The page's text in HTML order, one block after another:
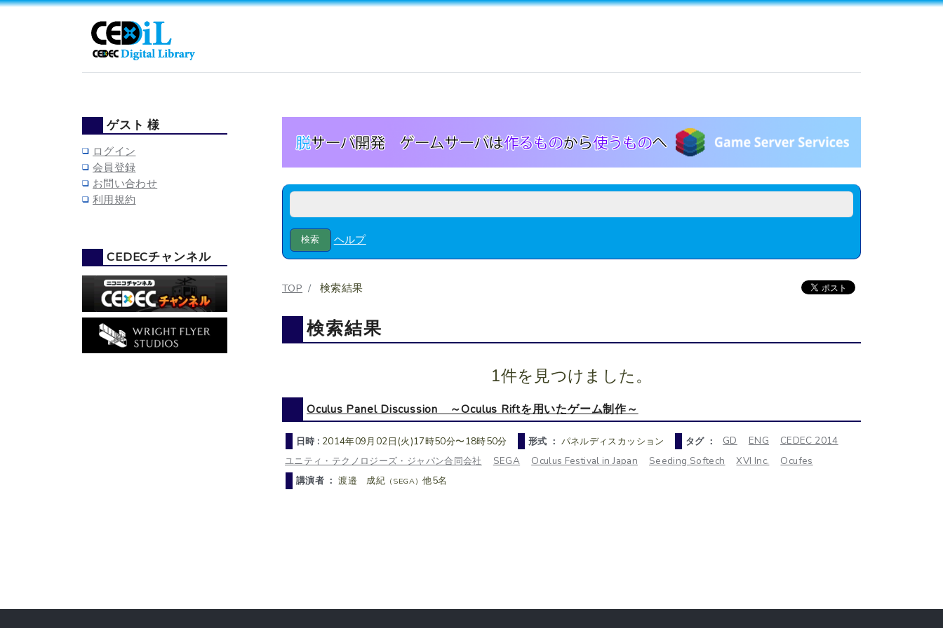
ヘルプ
TOP 検索結果
検索結果
1件を見つけました。
Oculus Panel Discussion ～Oculus Riftを用いたゲーム制作～
日時 : 2014年09月02日(火)17時50分〜18時50分 形式 ： パネルディスカッション タグ ： GD ENG
CEDEC 2014
ユニティ・テクノロジーズ・ジャパン合同会社
SEGA Oculus Festival in Japan Seeding Softech XVI Inc.
Ocufes
講演者 ：渡邉 成紀 （SEGA）他5名
ゲスト 様
ログイン
会員登録
お問い合わせ
利用規約
CEDECチャンネル